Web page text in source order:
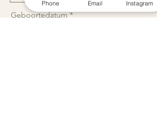
Geboortedatum *r
Phone Email Instagram